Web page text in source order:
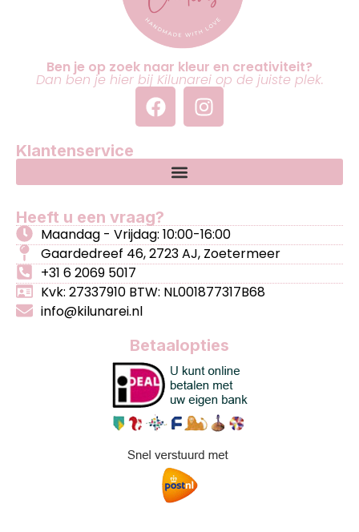
Ben je op zoek naar kleur en creativiteit?
Dan ben je hier bij Kilunarei op de juiste plek.
Klantenservice
Heeft u een vraag?
Maandag - Vrijdag: 10:00-16:00
Gaardedreef 46, 2723 AJ, Zoetermeer
+31 6 2069 5017
Kvk: 27337910 BTW: NL001877317B68
info@kilunarei.nl
Betaalopties